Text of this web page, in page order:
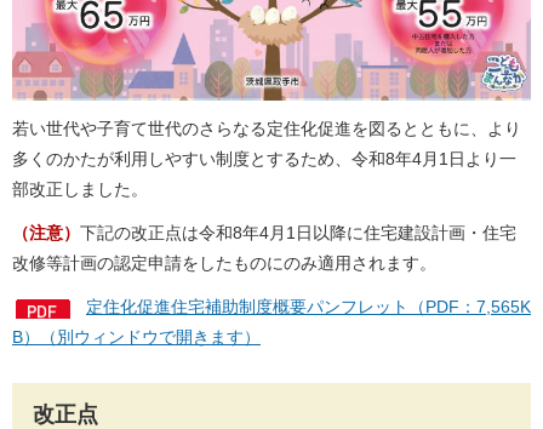
若い世代や子育て世代のさらなる定住化促進を図るとともに、より
多くのかたが利用しやすい制度とするため、令和8年4月1日より一
部改正しました。
（注意） 下記の改正点は令和8年4月1日以降に住宅建設計画・住宅
改修等計画の認定申請をしたものにのみ適用されます。
定住化促進住宅補助制度概要パンフレット（PDF：7,565K
B）（別ウィンドウで開きます）
改正点